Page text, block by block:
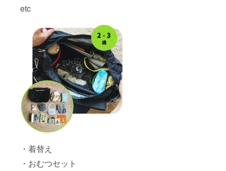
etc
・着替え
・おむつセット